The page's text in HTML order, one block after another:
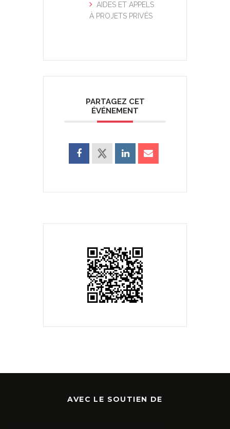
AIDES ET APPELS
À PROJETS PRIVÉS
PARTAGEZ CET
ÉVÉNEMENT
AVEC LE SOUTIEN DE